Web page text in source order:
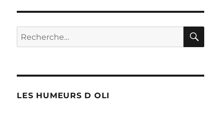
Recherche
pour :
LES HUMEURS D OLI